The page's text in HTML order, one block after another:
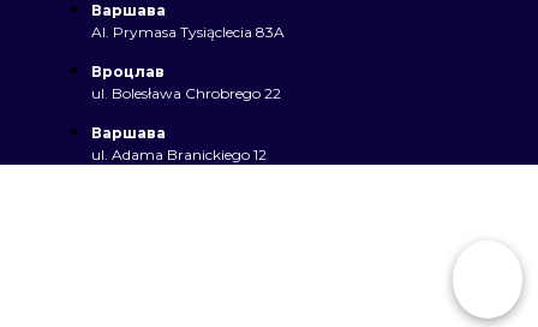
Варшава
Al. Prymasa Tysiąclecia 83A
Вроцлав
ul. Bolesława Chrobrego 22
Варшава
ul. Adama Branickiego 12